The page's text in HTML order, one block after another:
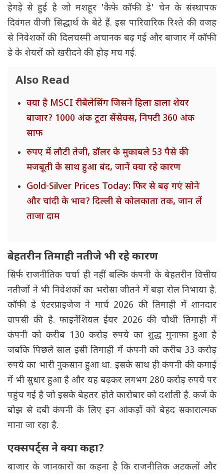
हेगड़े से हुई है जो मशहूर 'कैफे कॉफी डे' चेन के संस्थापक
दिवंगत वीजी सिद्धार्थ के बेटे हैं. इस पारिवारिक रिश्ते की वजह
से निवेशकों की दिलचस्पी अचानक बढ़ गई और बाजार में कॉफी
डे के शेयरों को खरीदने की होड़ मच गई.
Also Read
क्या है MSCI रीबैलेसिंग जिसने हिला डाला शेयर
बाजार? 1000 अंक टूटा सेंसेक्स, निफ्टी 360 अंक
साफ
रुपए में लौटी तेजी, डॉलर के मुकाबले 53 पैसे की
मजबूती के साथ हुआ बंद, जानें क्या रहे कारण
Gold-Silver Prices Today: फिर से बढ़ गएं सोने
और चांदी के भाव? दिल्ली से कोलकाता तक, जान लें
ताजा दाम
बेहतरीन तिमाही नतीजे भी रहे कारण
सिर्फ राजनीतिक चर्चा ही नहीं बल्कि कंपनी के बेहतरीन वित्तीय
नतीजों ने भी निवेशकों का भरोसा जीतने में बड़ा रोल निभाया है.
कॉफी डे एंटरप्राइजेज ने मार्च 2026 की तिमाही में शानदार
वापसी की है. फाइनेंशियल ईयर 2026 की चौथी तिमाही में
कंपनी को करीब 130 करोड़ रुपये का शुद्ध मुनाफा हुआ है
जबकि पिछले साल इसी तिमाही में कंपनी को करीब 33 करोड़
रुपये का भारी नुकसान हुआ था. इसके साथ ही कंपनी की कमाई
में भी सुधार हुआ है और यह बढ़कर लगभग 280 करोड़ रुपये पर
पहुंच गई है जो इसके बेहतर होते कारोबार को दर्शाती है. कर्ज के
बोझ से दबी कंपनी के लिए इन आंकड़ों को बेहद सकारात्मक
माना जा रहा है.
एक्सपर्ट्स ने क्या कहा?
बाजार के जानकारों का कहना है कि राजनीतिक अटकलों और